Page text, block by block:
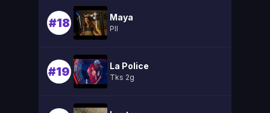
#18 Maya
Pll
#19 La Police
Tks 2g